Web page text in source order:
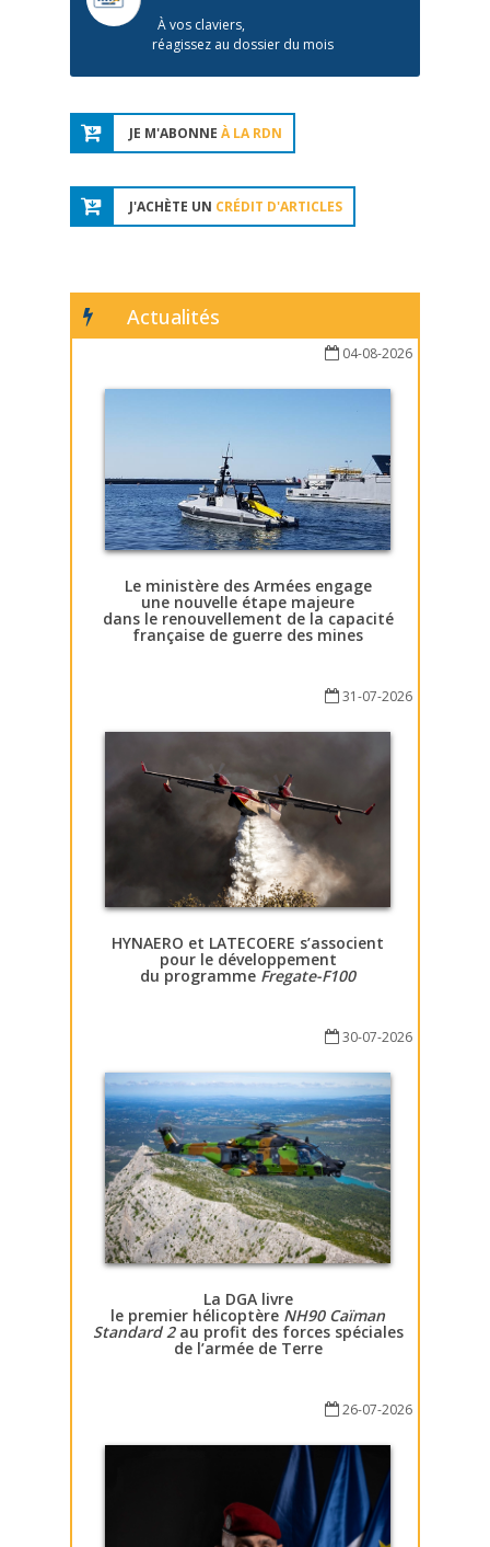
À vos claviers,
réagissez au dossier du mois
JE M'ABONNE À LA RDN
J'ACHÈTE UN CRÉDIT D'ARTICLES
Actualités
04-08-2026
Le ministère des Armées engage
une nouvelle étape majeure
dans le renouvellement de la capacité
française de guerre des mines
31-07-2026
HYNAERO et LATECOERE s’associent
pour le développement
du programme Fregate-F100
30-07-2026
La DGA livre
le premier hélicoptère NH90 Caïman
Standard 2au profit des forces spéciales
de l’armée de Terre
26-07-2026